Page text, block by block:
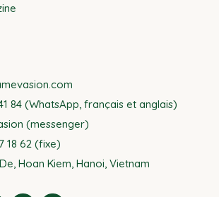
84 (WhatsApp, français et anglais)
(messenger)
18 62 (fixe)
Hoan Kiem, Hanoi, Vietnam